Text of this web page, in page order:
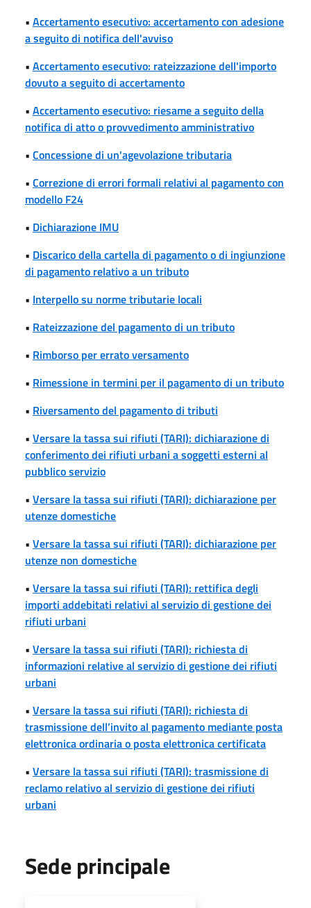
• Accertamento esecutivo: accertamento con adesione
a seguito di notifica dell'avviso
• Accertamento esecutivo: rateizzazione dell'importo
dovuto a seguito di accertamento
• Accertamento esecutivo: riesame a seguito della
notifica di atto o provvedimento amministrativo
• Concessione di un'agevolazione tributaria
• Correzione di errori formali relativi al pagamento con
modello F24
• Dichiarazione IMU
• Discarico della cartella di pagamento o di ingiunzione
di pagamento relativo a un tributo
• Interpello su norme tributarie locali
• Rateizzazione del pagamento di un tributo
• Rimborso per errato versamento
• Rimessione in termini per il pagamento di un tributo
• Riversamento del pagamento di tributi
• Versare la tassa sui rifiuti (TARI): dichiarazione di
conferimento dei rifiuti urbani a soggetti esterni al
pubblico servizio
• Versare la tassa sui rifiuti (TARI): dichiarazione per
utenze domestiche
• Versare la tassa sui rifiuti (TARI): dichiarazione per
utenze non domestiche
• Versare la tassa sui rifiuti (TARI): rettifica degli
importi addebitati relativi al servizio di gestione dei
rifiuti urbani
• Versare la tassa sui rifiuti (TARI): richiesta di
informazioni relative al servizio di gestione dei rifiuti
urbani
• Versare la tassa sui rifiuti (TARI): richiesta di
trasmissione dell’invito al pagamento mediante posta
elettronica ordinaria o posta elettronica certificata
• Versare la tassa sui rifiuti (TARI): trasmissione di
reclamo relativo al servizio di gestione dei rifiuti
urbani
Sede principale